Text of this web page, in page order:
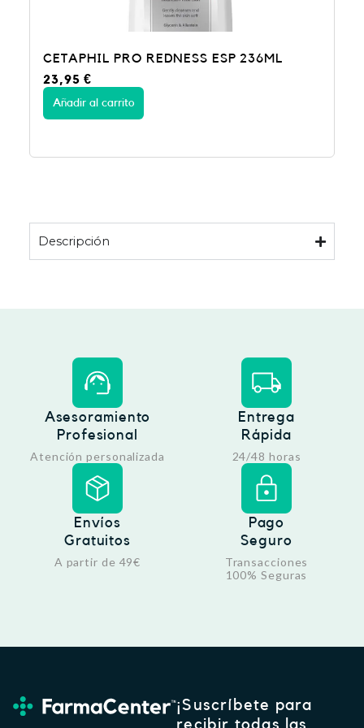
CETAPHIL PRO REDNESS ESP 236ML
23,95€
Añadir al carrito
Descripción
Asesoramiento
Profesional
Atención personalizada
Entrega
Rápida
24/48 horas
Envíos
Gratuitos
A partir de 49€
Pago
Seguro
Transacciones
100% Seguras
¡Suscríbete para
recibir todas las